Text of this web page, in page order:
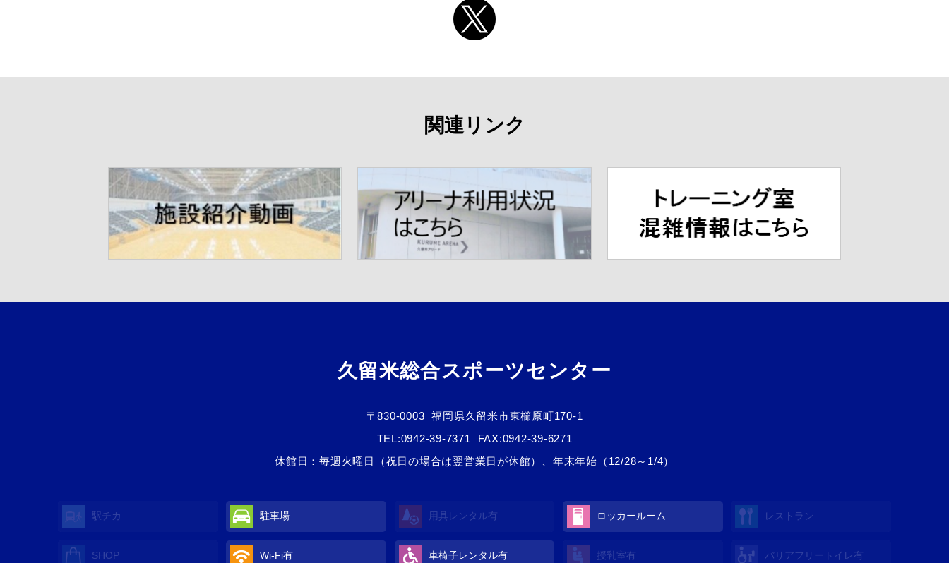
関連リンク
久留米総合スポーツセンター
〒830-0003
福岡県久留米市東櫛原町170-1
TEL:0942-39-7371
FAX:0942-39-6271
休館日：毎週火曜日（祝日の場合は翌営業日が休館）、年末年始（12/28～1/4）
駅チカ 駐車場 用具レンタル有 ロッカールーム レストラン
SHOP Wi-Fi有 車椅子レンタル有 授乳室有 バリアフリートイレ有